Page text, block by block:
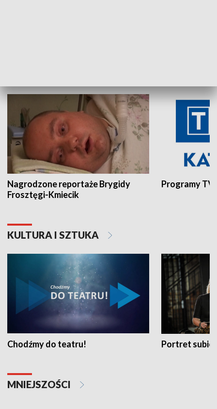
Nagrodzone reportaże Brygidy
Frosztęgi-Kmiecik
Programy
KULTURA I SZTUKA
Chodźmy do teatru! Portret
MNIEJSZOŚCI